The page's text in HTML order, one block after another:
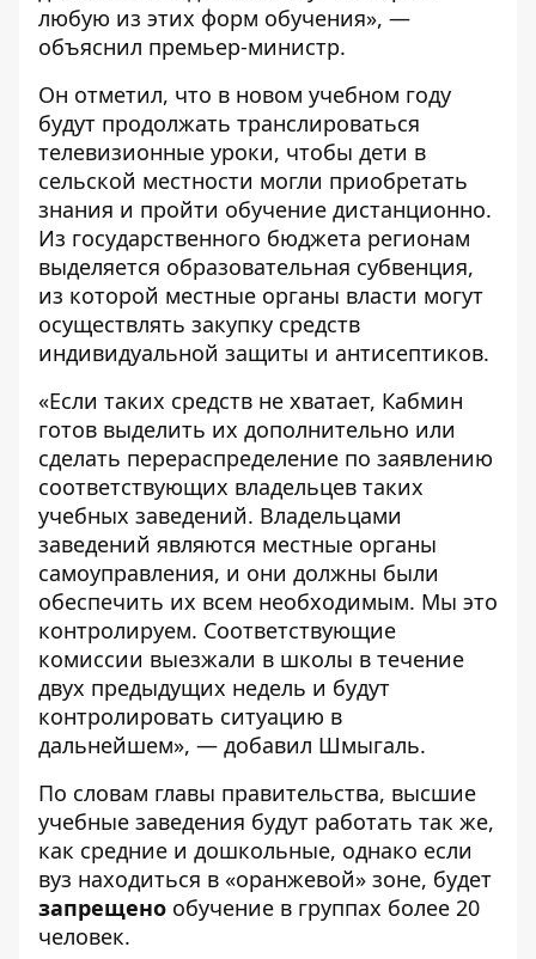
любую из этих форм обучения», —
объяснил премьер-министр.
Он отметил, что в новом учебном году
будут продолжать транслироваться
телевизионные уроки, чтобы дети в
сельской местности могли приобретать
знания и пройти обучение дистанционно.
Из государственного бюджета регионам
выделяется образовательная субвенция,
из которой местные органы власти могут
осуществлять закупку средств
индивидуальной защиты и антисептиков.
«Если таких средств не хватает, Кабмин
готов выделить их дополнительно или
сделать перераспределение по заявлению
соответствующих владельцев таких
учебных заведений. Владельцами
заведений являются местные органы
самоуправления, и они должны были
обеспечить их всем необходимым. Мы это
контролируем. Соответствующие
комиссии выезжали в школы в течение
двух предыдущих недель и будут
контролировать ситуацию в
дальнейшем», — добавил Шмыгаль.
По словам главы правительства, высшие
учебные заведения будут работать так же,
как средние и дошкольные, однако если
вуз находиться в «оранжевой» зоне, будет
запрещено обучение в группах более 20
человек.